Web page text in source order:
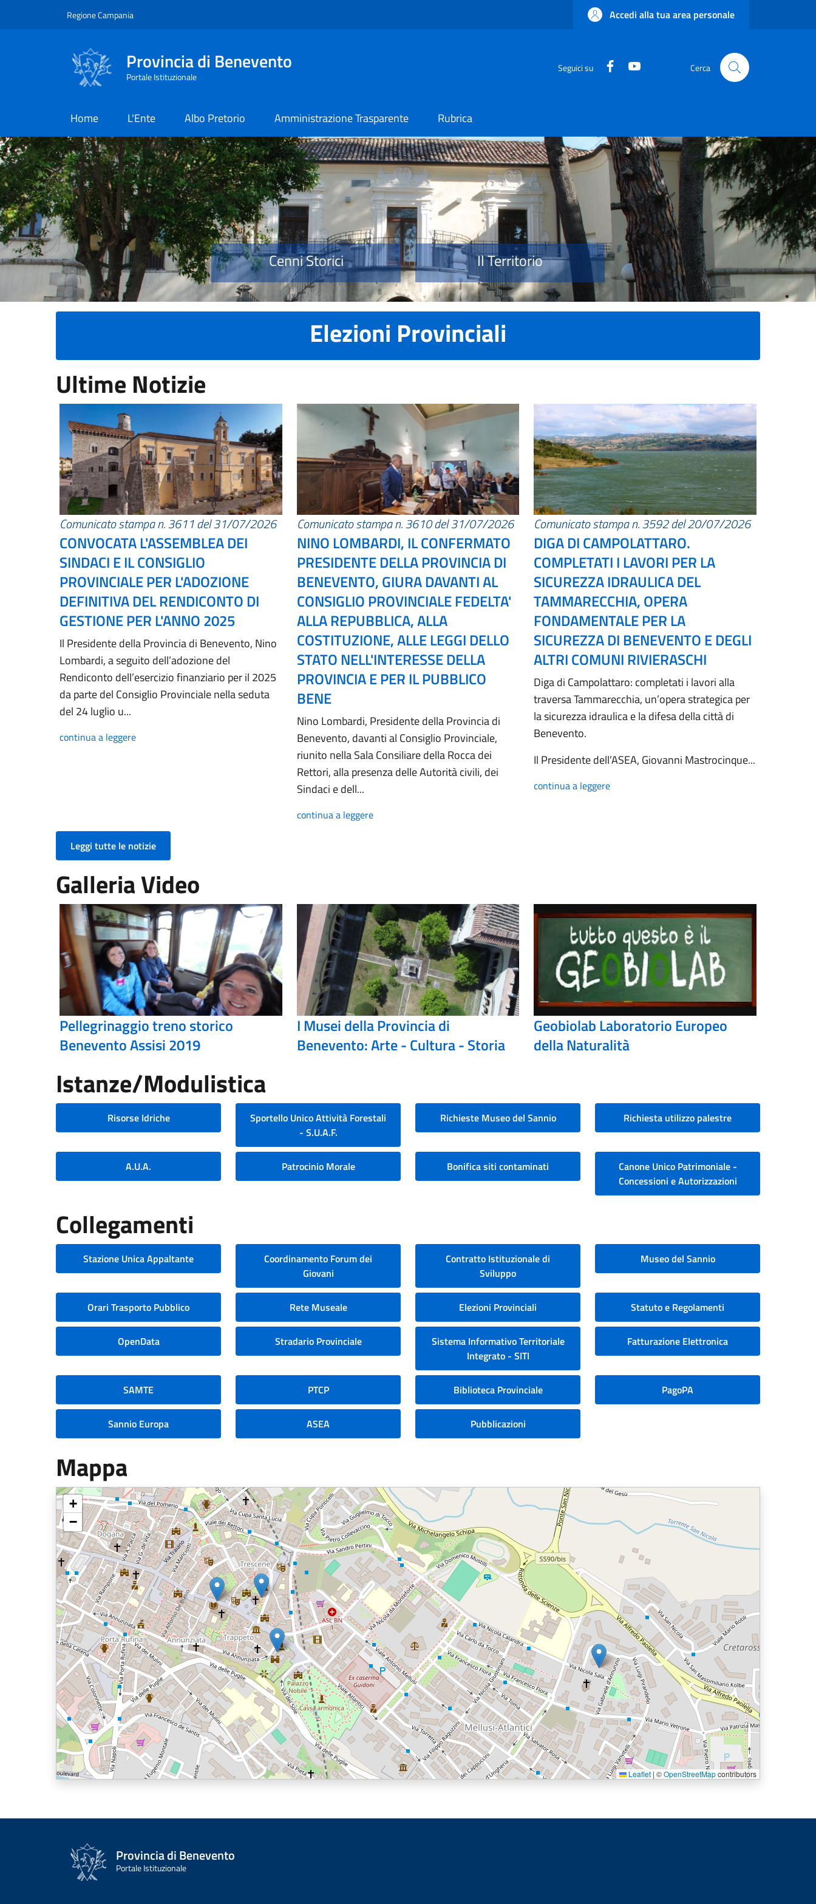
Regione Campania Accedi alla tua area personale
Provincia di Benevento
Portale Istituzionale
Seguici su Facebook Cerca
Home L'Ente Albo Pretorio Amministrazione Trasparente Rubrica
Provincia di Benevento
Cenni Storici Il Territorio
Elezioni Provinciali
Ultime Notizie
Comunicato stampa n. 3611 del 31/07/2026
CONVOCATA L'ASSEMBLEA DEI
SINDACI E IL CONSIGLIO
PROVINCIALE PER L'ADOZIONE
DEFINITIVA DEL RENDICONTO DI
GESTIONE PER L'ANNO 2025
Il Presidente della Provincia di Benevento, Nino
Lombardi, a seguito dell’adozione del
Rendiconto dell’esercizio finanziario per il 2025
da parte del Consiglio Provinciale nella seduta
del 24 luglio u...
continua a leggere
Comunicato stampa n. 3610 del 31/07/2026
NINO LOMBARDI, IL CONFERMATO
PRESIDENTE DELLA PROVINCIA DI
BENEVENTO, GIURA DAVANTI AL
CONSIGLIO PROVINCIALE FEDELTA'
ALLA REPUBBLICA, ALLA
COSTITUZIONE, ALLE LEGGI DELLO
STATO NELL'INTERESSE DELLA
PROVINCIA E PER IL PUBBLICO
BENE
Nino Lombardi, Presidente della Provincia di
Benevento, davanti al Consiglio Provinciale,
riunito nella Sala Consiliare della Rocca dei
Rettori, alla presenza delle Autorità civili, dei
Sindaci e dell...
continua a leggere
Comunicato stampa n. 3592 del 20/07/2026
DIGA DI CAMPOLATTARO.
COMPLETATI I LAVORI PER LA
SICUREZZA IDRAULICA DEL
TAMMARECCHIA, OPERA
FONDAMENTALE PER LA
SICUREZZA DI BENEVENTO E DEGLI
ALTRI COMUNI RIVIERASCHI
Diga di Campolattaro: completati i lavori alla
traversa Tammarecchia, un’opera strategica per
la sicurezza idraulica e la difesa della città di
Benevento.
Il Presidente dell’ASEA, Giovanni Mastrocinque...
continua a leggere
Leggi tutte le notizie
Galleria Video
Pellegrinaggio treno storico
Benevento Assisi 2019
I Musei della Provincia di
Benevento: Arte - Cultura - Storia
Geobiolab Laboratorio Europeo
della Naturalità
Istanze/Modulistica
Risorse Idriche
Sportello Unico Attività Forestali
- S.U.A.F.
Richieste Museo del Sannio Richiesta utilizzo palestre
A.U.A. Patrocinio Morale Bonifica siti contaminati
Canone Unico Patrimoniale -
Concessioni e Autorizzazioni
Collegamenti
Stazione Unica Appaltante
Coordinamento Forum dei
Giovani
Contratto Istituzionale di
Sviluppo
Museo del Sannio
Orari Trasporto Pubblico Rete Museale Elezioni Provinciali Statuto e Regolamenti
OpenData Stradario Provinciale
Sistema Informativo Territoriale
Integrato - SITI
Fatturazione Elettronica
SAMTE PTCP Biblioteca Provinciale PagoPA
Sannio Europa ASEA Pubblicazioni
Mappa
+
−
Leaflet | ©OpenStreetMapcontributors
Provincia di Benevento
Portale Istituzionale